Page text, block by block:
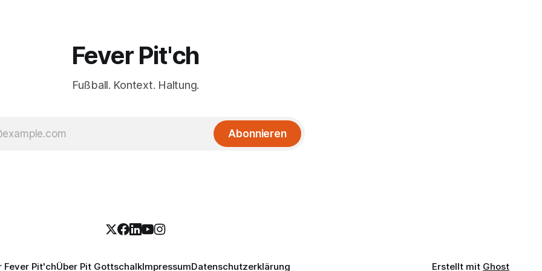
Fever Pit'ch
Fußball. Kontext. Haltung.
Abonnieren
Fever Pit'chÜber Pit GottschalkImpressumDatenschutzerklärung Erstellt mit Ghost